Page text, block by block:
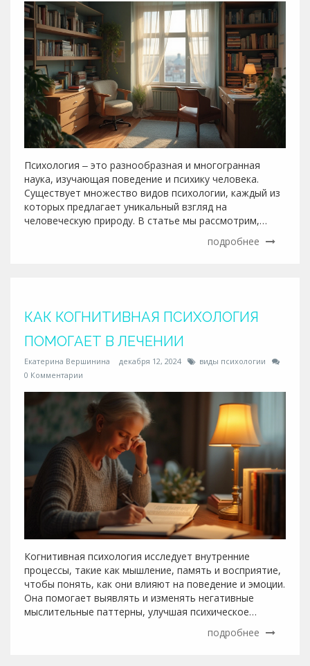
Психология ‒ это разнообразная и многогранная
наука, изучающая поведение и психику человека.
Существует множество видов психологии, каждый из
которых предлагает уникальный взгляд на
человеческую природу. В статье мы рассмотрим,
какие основные виды психологии существуют и чем
они отличаются, а также дадим ценные советы по
подробнее
КАК КОГНИТИВНАЯ ПСИХОЛОГИЯ
ПОМОГАЕТ В ЛЕЧЕНИИ
Екатерина Вершинина декабря 12, 2024
виды психологии
0 Комментарии
Когнитивная психология исследует внутренние
процессы, такие как мышление, память и восприятие,
чтобы понять, как они влияют на поведение и эмоции.
Она помогает выявлять и изменять негативные
мыслительные паттерны, улучшая психическое
здоровье и повседневную жизнь. Эти подходы широко
применяются для лечения расстройств, таких как
подробнее